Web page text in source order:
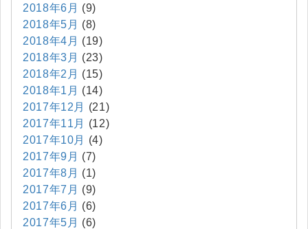
2018年6月 (9)
2018年5月 (8)
2018年4月 (19)
2018年3月 (23)
2018年2月 (15)
2018年1月 (14)
2017年12月
(21)
2017年11月
(12)
2017年10月
(4)
2017年9月 (7)
2017年8月 (1)
2017年7月 (9)
2017年6月 (6)
2017年5月 (6)